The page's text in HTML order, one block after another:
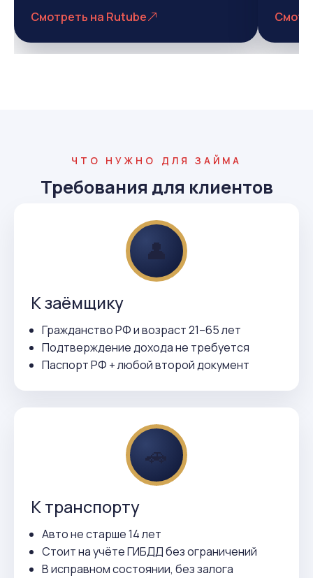
Смотреть на Rutube
ЧТО НУЖНО ДЛЯ ЗАЙМА
Требования для клиентов
👤
К заёмщику
Гражданство РФ и возраст 21–65 лет
Подтверждение дохода не требуется
Паспорт РФ + любой второй документ
🚗
К транспорту
Авто не старше 14 лет
Стоит на учёте ГИБДД без ограничений
В исправном состоянии, без залога